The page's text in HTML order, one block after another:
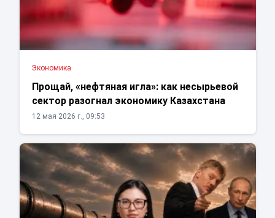
Экономика
Прощай, «нефтяная игла»: как несырьевой
сектор разогнал экономику Казахстана
12 мая 2026 г., 09:53